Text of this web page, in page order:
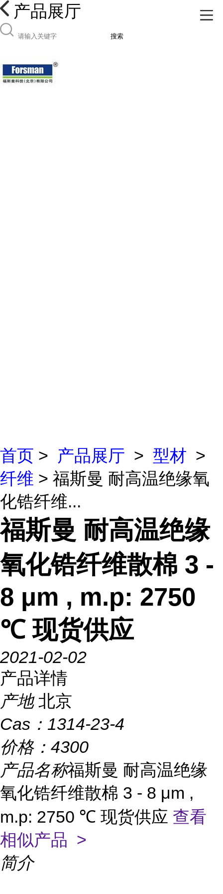
产品展厅
搜索
首页 > 产品展厅 > 型材 >
纤维 > 福斯曼 耐高温绝缘氧
化锆纤维...
福斯曼 耐高温绝缘
氧化锆纤维散棉 3 -
8 μm , m.p: 2750
℃ 现货供应
2021-02-02
产品详情
产地 北京
Cas： 1314-23-4
价格： 4300
产品名称福斯曼 耐高温绝缘
氧化锆纤维散棉 3 - 8 μm ,
m.p: 2750 ℃ 现货供应 查看
相似产品 >
简介